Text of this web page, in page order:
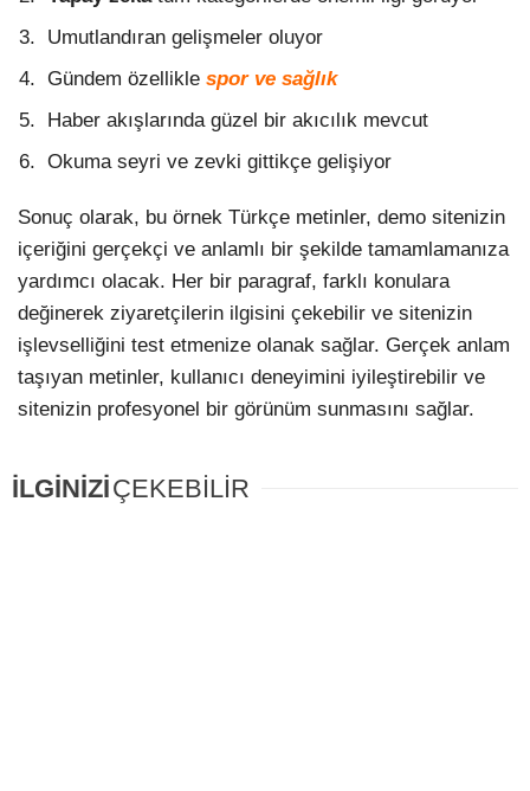
Umutlandıran gelişmeler oluyor
Gündem özellikle spor ve sağlık
Haber akışlarında güzel bir akıcılık mevcut
Okuma seyri ve zevki gittikçe gelişiyor
Sonuç olarak, bu örnek Türkçe metinler, demo sitenizin
içeriğini gerçekçi ve anlamlı bir şekilde tamamlamanıza
yardımcı olacak. Her bir paragraf, farklı konulara
değinerek ziyaretçilerin ilgisini çekebilir ve sitenizin
işlevselliğini test etmenize olanak sağlar. Gerçek anlam
taşıyan metinler, kullanıcı deneyimini iyileştirebilir ve
sitenizin profesyonel bir görünüm sunmasını sağlar.
İLGİNİZİÇEKEBİLİR